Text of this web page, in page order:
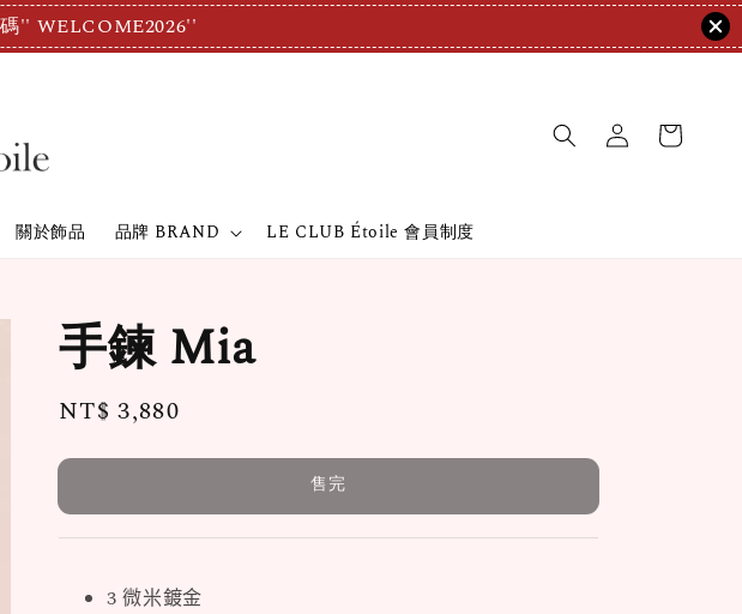
'' WELCOME2026''
關於飾品 品牌 BRAND LE CLUB Étoile 會員制度
手鍊 Mia
Regular
NT$ 3,880
售完
3 微米鍍金